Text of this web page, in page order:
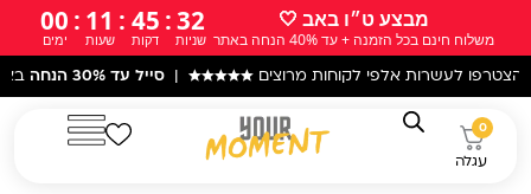
לתוכן
מבצע ט״ו באב 🤍
משלוח חינם בכל הזמנה + עד 40% הנחה באתר
30
שניות
:
45
דקות
:
11
שעות
:
00
ימים
אלפי לקוחות מרוצים★★★★★
|סייל עד 30% הנחה באתר! |
0
עגלה